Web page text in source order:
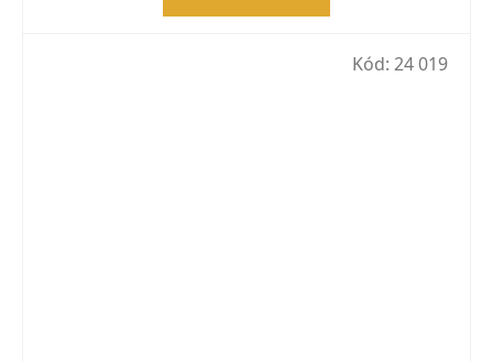
Kód: 24 019